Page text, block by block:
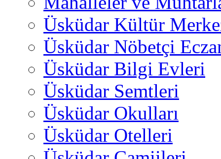
Üsküdar Kültür
Üsküdar Nöbetçi
Üsküdar Bilgi Evleri
Üsküdar Semtleri
Üsküdar Okulları
Üsküdar Otelleri